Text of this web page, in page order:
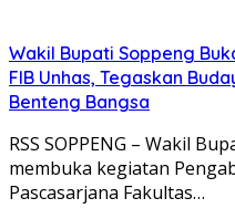
Wakil Bupati Soppeng
FIB Unhas, Tegaskan
Benteng Bangsa
RSS SOPPENG – Wakil
membuka kegiatan
Pascasarjana Fakultas…